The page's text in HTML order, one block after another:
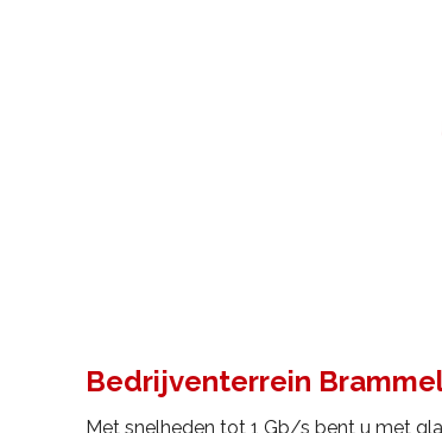
Bedrijventerrein
Met snelheden tot 1 Gb/s bent u met